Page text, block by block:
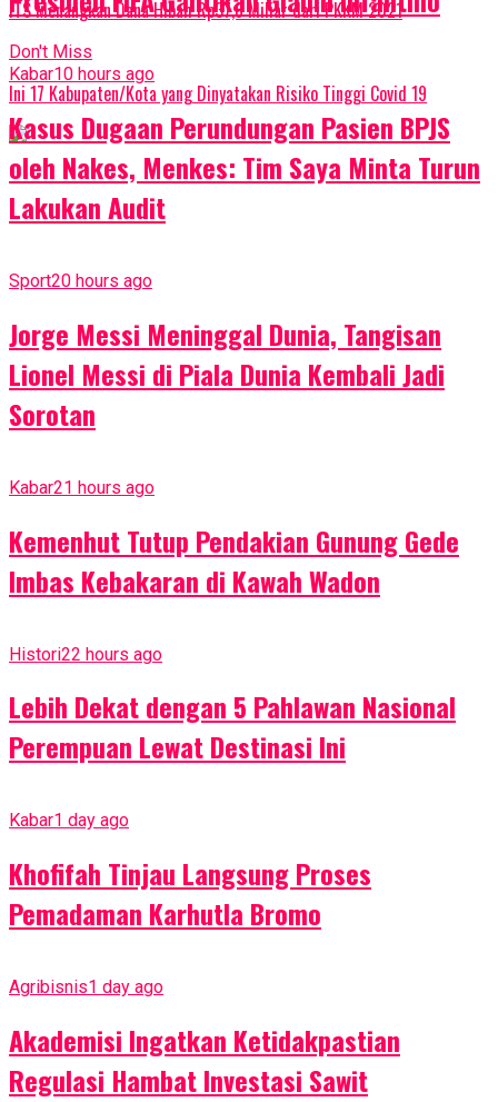
ITS Menangkan Dana Hibah Rp37,8 Miliar dari PKKM 2021
Don't Miss
Ini 17 Kabupaten/Kota yang Dinyatakan Risiko Tinggi Covid 19
Kabar10 hours ago
Kasus Dugaan Perundungan Pasien BPJS
oleh Nakes, Menkes: Tim Saya Minta Turun
Lakukan Audit
Sport20 hours ago
Jorge Messi Meninggal Dunia, Tangisan
Lionel Messi di Piala Dunia Kembali Jadi
Sorotan
Kabar21 hours ago
Kemenhut Tutup Pendakian Gunung Gede
Imbas Kebakaran di Kawah Wadon
Histori22 hours ago
Lebih Dekat dengan 5 Pahlawan Nasional
Perempuan Lewat Destinasi Ini
Kabar1 day ago
Khofifah Tinjau Langsung Proses
Pemadaman Karhutla Bromo
Agribisnis1 day ago
Akademisi Ingatkan Ketidakpastian
Regulasi Hambat Investasi Sawit